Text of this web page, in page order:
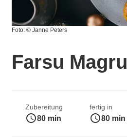
Foto: © Janne Peters
Farsu Magru
Zubereitung
access_time80 min
fertig in
access_time80 min